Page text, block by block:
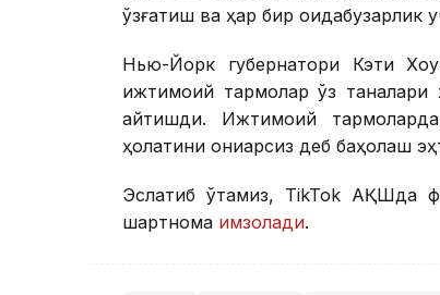
қўзғатиш ва ҳар бир қоидабузарлик
Нью-Йорк губернатори Кэти
ижтимоий тармоқлар ўз таналари
айтишди. Ижтимоий
ҳолатини қониқарсиз деб баҳолаш
Эслатиб ўтамиз, TikTok АҚШда
шартнома имзолади.